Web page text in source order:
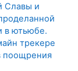
Славы и
в ютьюбе.
трекере
поощрения